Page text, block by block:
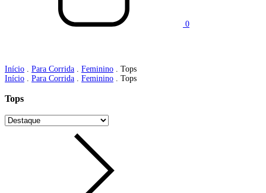
0
Início . Para Corrida . Feminino . Tops
Início . Para Corrida . Feminino . Tops
Tops